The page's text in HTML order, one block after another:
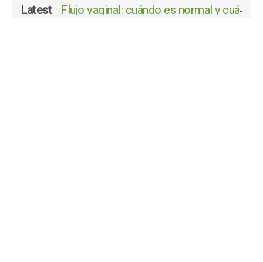
Latest Flujo vaginal: cuándo es normal y